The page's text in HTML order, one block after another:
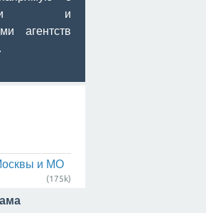
и
агентств
и МО
(175k)